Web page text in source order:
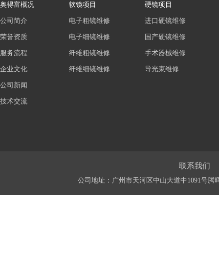
奥得富概况
公司简介
荣誉资质
服务流程
企业文化
公司新闻
技术交流
软镜项目
电子粗镜维修
电子细镜维修
纤维粗镜维修
纤维细镜维修
硬镜项目
进口硬镜维修
国产硬镜维修
手术器械维修
导光束维修
联系我们
公司地址：广州市天河区中山大道中1091号腾